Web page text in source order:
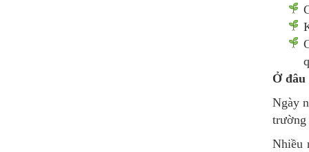
Ở đâu
Ngày
trường
Nhiều